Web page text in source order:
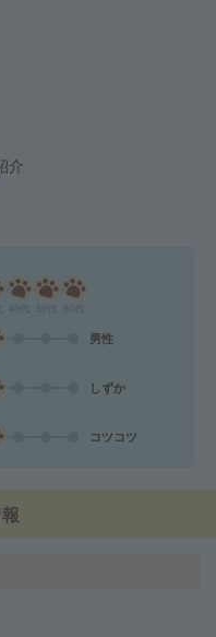
介
男性
しずか
コツコツ